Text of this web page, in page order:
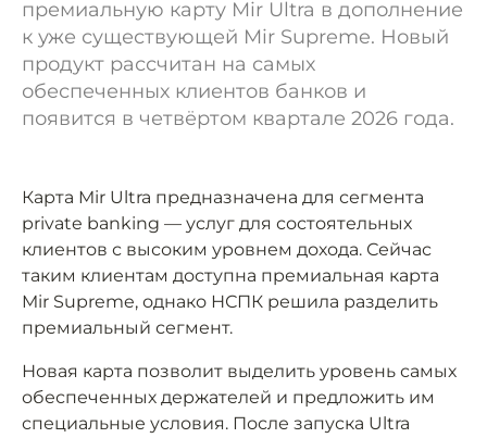
премиальную карту Mir Ultra в дополнение
к уже существующей Mir Supreme. Новый
продукт рассчитан на самых
обеспеченных клиентов банков и
появится в четвёртом квартале 2026 года.
Карта Mir Ultra предназначена для сегмента
private banking — услуг для состоятельных
клиентов с высоким уровнем дохода. Сейчас
таким клиентам доступна премиальная карта
Mir Supreme, однако НСПК решила разделить
премиальный сегмент.
Новая карта позволит выделить уровень самых
обеспеченных держателей и предложить им
специальные условия. После запуска Ultra